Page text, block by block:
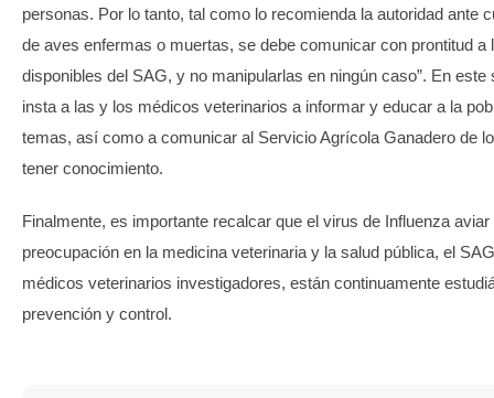
personas. Por lo tanto, tal como lo recomienda la autoridad ante
de aves enfermas o muertas, se debe comunicar con prontitud a
disponibles del SAG, y no manipularlas en ningún caso”. En este
insta a las y los médicos veterinarios a informar y educar a la
temas, así como a comunicar al Servicio Agrícola Ganadero de
tener conocimiento.
Finalmente, es importante recalcar que el virus de Influenza
preocupación en la medicina veterinaria y la salud pública, el
médicos veterinarios investigadores, están continuamente
prevención y control.